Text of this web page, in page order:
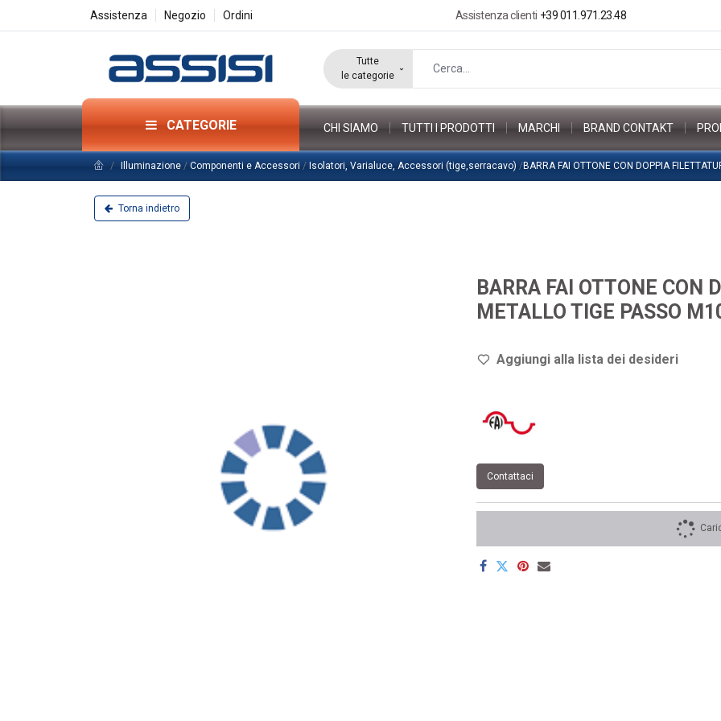
Assistenza Negozio Ordini Assistenza clienti +39 011.971.23.48
Tutte
le categorie
CATEGORIE CHI SIAMO TUTTI I PRODOTTI MARCHI BRAND CONTAKT
Illuminazione / Componenti e Accessori / Isolatori, Varialuce, Accessori (tige,serracavo) /BARRA FAI OTTONE CON DOPPIA
Torna indietro
BARRA FAI OTTONE CON
METALLO TIGE PASSO
Aggiungi alla lista dei desideri
Contattaci